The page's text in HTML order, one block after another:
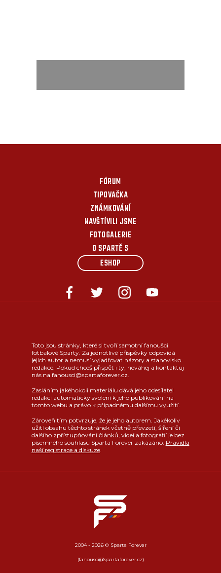
FÓRUM
TIPOVAČKA
ZNÁMKOVÁNÍ
NAVŠTÍVILI JSME
FOTOGALERIE
O SPARTĚ S
ESHOP
Toto jsou stránky, které si tvoří samotní fanoušci
fotbalové Sparty. Za jednotlivé příspěvky odpovídá
jejich autor a nemusí vyjadřovat názory a stanovisko
redakce. Pokud chceš přispět i ty, neváhej a kontaktuj
nás na fanousci@spartaforever.cz.
Zasláním jakéhokoli materiálu dává jeho odesílatel
redakci automaticky svolení k jeho publikování na
tomto webu a právo k případnému dalšímu využití.
Zároveň tím potvrzuje, že je jeho autorem. Jakékoliv
užití obsahu těchto stránek včetně převzetí, šíření či
dalšího zpřístupňování článků, videí a fotografií je bez
písemného souhlasu Sparta Forever zakázáno. Pravidla
naší registrace a diskuze.
2004 - 2026 © Sparta Forever
(fanousci@spartaforever.cz)